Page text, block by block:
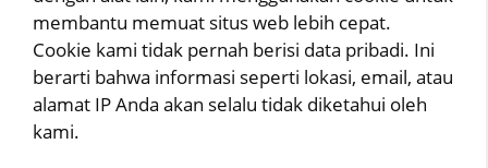
membantu memuat situs web lebih cepat.
Cookie kami tidak pernah berisi data pribadi. Ini
berarti bahwa informasi seperti lokasi, email, atau
alamat IP Anda akan selalu tidak diketahui oleh
kami.